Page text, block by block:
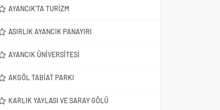
AYANCIK’TA TURIZM
ASIRLIK AYANCIK PANAYIRI
AYANCIK ÜNIVERSITESI
AKGÖL TABIAT PARKI
KARLIK YAYLASI VE SARAY GÖLÜ